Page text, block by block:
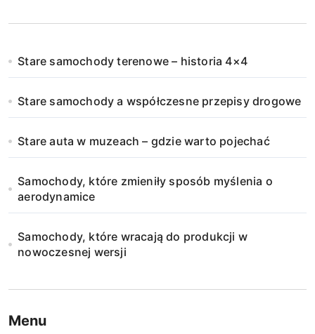
Stare samochody terenowe – historia 4×4
Stare samochody a współczesne przepisy drogowe
Stare auta w muzeach – gdzie warto pojechać
Samochody, które zmieniły sposób myślenia o
aerodynamice
Samochody, które wracają do produkcji w
nowoczesnej wersji
Menu